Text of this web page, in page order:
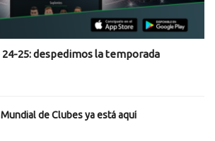
25: despedimos la temporada
de Clubes ya está aquí